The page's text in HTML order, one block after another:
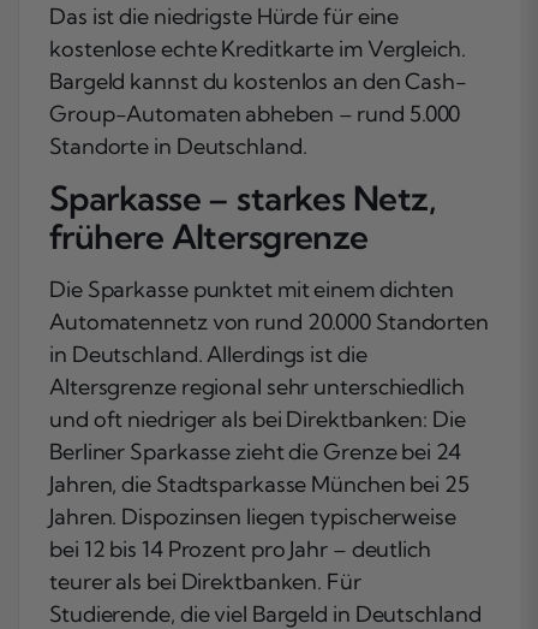
Das ist die niedrigste Hürde für eine
kostenlose echte Kreditkarte im Vergleich.
Bargeld kannst du kostenlos an den Cash-
Group-Automaten abheben – rund 5.000
Standorte in Deutschland.
Sparkasse – starkes Netz,
frühere Altersgrenze
Die Sparkasse punktet mit einem dichten
Automatennetz von rund 20.000 Standorten
in Deutschland. Allerdings ist die
Altersgrenze regional sehr unterschiedlich
und oft niedriger als bei Direktbanken: Die
Berliner Sparkasse zieht die Grenze bei 24
Jahren, die Stadtsparkasse München bei 25
Jahren. Dispozinsen liegen typischerweise
bei 12 bis 14 Prozent pro Jahr – deutlich
teurer als bei Direktbanken. Für
Studierende, die viel Bargeld in Deutschland